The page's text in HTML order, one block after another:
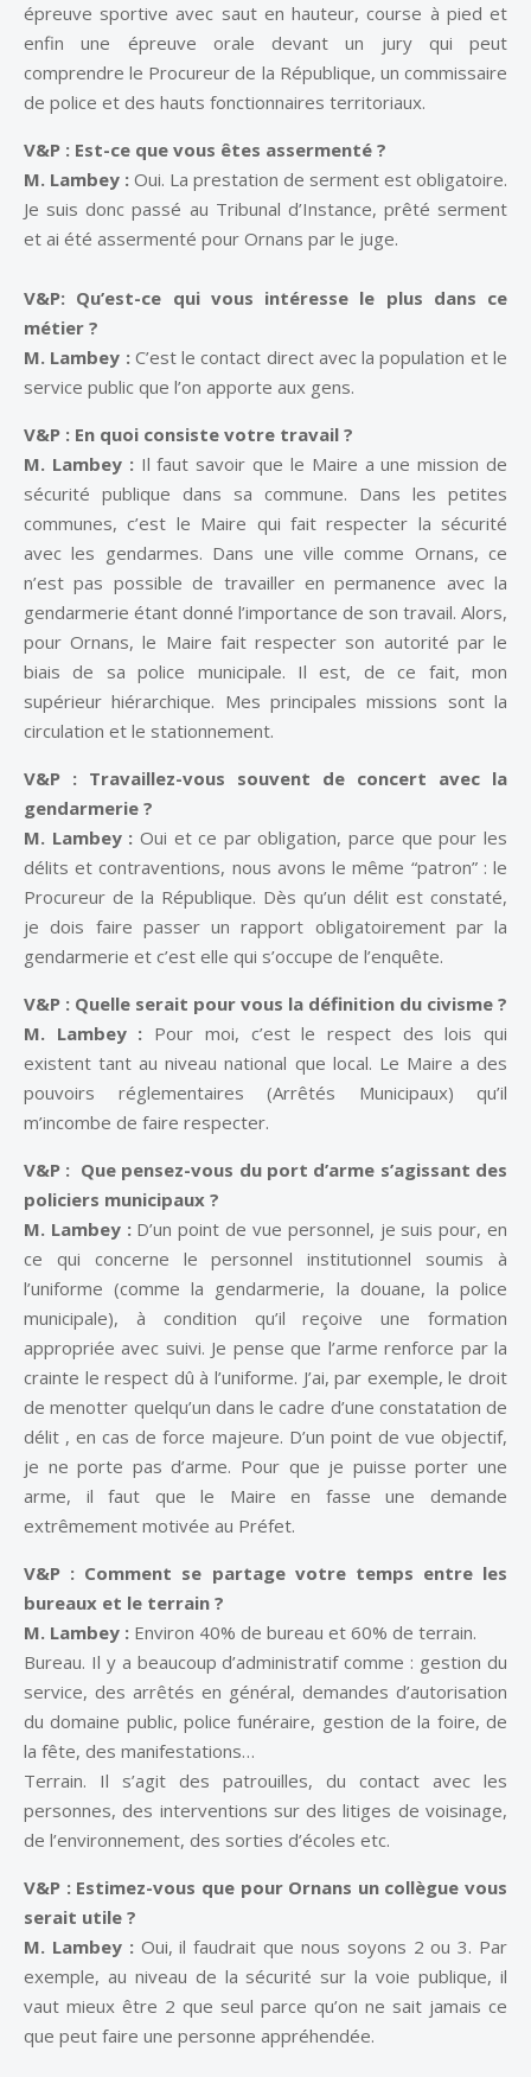
épreuve sportive avec saut en hauteur, course à pied et
enfin une épreuve orale devant un jury qui peut
comprendre le Procureur de la République, un commissaire
de police et des hauts fonctionnaires territoriaux.
V&P : Est-ce que vous êtes assermenté ?
M. Lambey : Oui. La prestation de serment est obligatoire.
Je suis donc passé au Tribunal d’Instance, prêté serment
et ai été assermenté pour Ornans par le juge.
V&P: Qu’est-ce qui vous intéresse le plus dans ce
métier ?
M. Lambey : C’est le contact direct avec la population et le
service public que l’on apporte aux gens.
V&P : En quoi consiste votre travail ?
M. Lambey :Il faut savoir que le Maire a une mission de
sécurité publique dans sa commune. Dans les petites
communes, c’est le Maire qui fait respecter la sécurité
avec les gendarmes. Dans une ville comme Ornans, ce
n’est pas possible de travailler en permanence avec la
gendarmerie étant donné l’importance de son travail. Alors,
pour Ornans, le Maire fait respecter son autorité par le
biais de sa police municipale. Il est, de ce fait, mon
supérieur hiérarchique. Mes principales missions sont la
circulation et le stationnement.
V&P : Travaillez-vous souvent de concert avec la
gendarmerie ?
M. Lambey : Oui et ce par obligation, parce que pour les
délits et contraventions, nous avons le même “patron” : le
Procureur de la République. Dès qu’un délit est constaté,
je dois faire passer un rapport obligatoirement par la
gendarmerie et c’est elle qui s’occupe de l’enquête.
V&P : Quelle serait pour vous la définition du civisme ?
M. Lambey : Pour moi, c’est le respect des lois qui
existent tant au niveau national que local. Le Maire a des
pouvoirs réglementaires (Arrêtés Municipaux) qu’il
m’incombe de faire respecter.
V&P : Que pensez-vous du port d’arme s’agissant des
policiers municipaux ?
M. Lambey :D’un point de vue personnel, je suis pour, en
ce qui concerne le personnel institutionnel soumis à
l’uniforme (comme la gendarmerie, la douane, la police
municipale), à condition qu’il reçoive une formation
appropriée avec suivi. Je pense que l’arme renforce par la
crainte le respect dû à l’uniforme. J’ai, par exemple, le droit
de menotter quelqu’un dans le cadre d’une constatation de
délit , en cas de force majeure. D’un point de vue objectif,
je ne porte pas d’arme. Pour que je puisse porter une
arme, il faut que le Maire en fasse une demande
extrêmement motivée au Préfet.
V&P : Comment se partage votre temps entre les
bureaux et le terrain ?
M. Lambey : Environ 40% de bureau et 60% de terrain.
Bureau. Il y a beaucoup d’administratif comme : gestion du
service, des arrêtés en général, demandes d’autorisation
du domaine public, police funéraire, gestion de la foire, de
la fête, des manifestations…
Terrain. Il s’agit des patrouilles, du contact avec les
personnes, des interventions sur des litiges de voisinage,
de l’environnement, des sorties d’écoles etc.
V&P : Estimez-vous que pour Ornans un collègue vous
serait utile ?
M. Lambey :Oui, il faudrait que nous soyons 2 ou 3. Par
exemple, au niveau de la sécurité sur la voie publique, il
vaut mieux être 2 que seul parce qu’on ne sait jamais ce
que peut faire une personne appréhendée.